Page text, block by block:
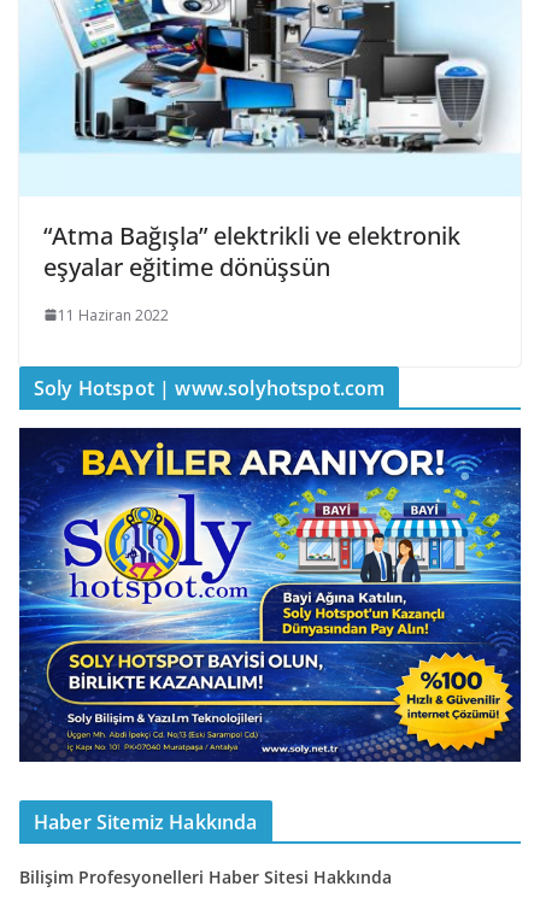
“Atma Bağışla” elektrikli ve elektronik
eşyalar eğitime dönüşsün
11 Haziran 2022
Soly Hotspot | www.solyhotspot.com
Haber Sitemiz Hakkında
Bilişim Profesyonelleri Haber Sitesi Hakkında